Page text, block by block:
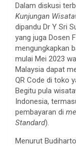
Dalam diskusi
Kunjungan
dipandu Dr Y Sri
yang juga Dosen
mengungkapkan
mulai Mei 2023
Malaysia dapat
QR Code di toko
Begitu pula
Indonesia,
pembayaran di
Standard).
Menurut